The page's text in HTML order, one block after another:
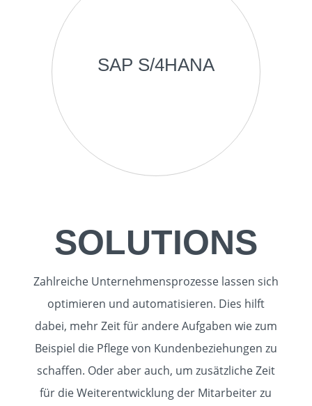
SAP S/4HANA
SAP Services
SAP Basis
SAP
Personalwesen
SAP AddOns
flowDOCS
IT-Services
IT-Security
Microsoft
Hosting
Entwicklung
SOLUTIONS
Zahlreiche Unternehmensprozesse lassen sich
optimieren und automatisieren. Dies hilft
dabei, mehr Zeit für andere Aufgaben wie zum
Beispiel die Pflege von Kundenbeziehungen zu
schaffen. Oder aber auch, um zusätzliche Zeit
für die Weiterentwicklung der Mitarbeiter zu